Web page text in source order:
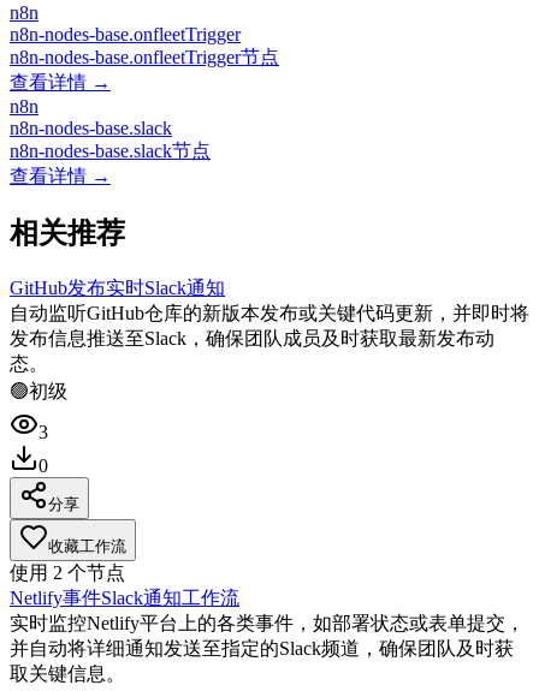
n8n
n8n-nodes-base.onfleetTrigger
n8n-nodes-base.onfleetTrigger节点
查看详情 →
n8n
n8n-nodes-base.slack
n8n-nodes-base.slack节点
查看详情 →
相关推荐
GitHub发布实时Slack通知
自动监听GitHub仓库的新版本发布或关键代码更新，并即时将
发布信息推送至Slack，确保团队成员及时获取最新发布动
态。
🟢初级
3
0
分享
收藏工作流
使用 2 个节点
Netlify事件Slack通知工作流
实时监控Netlify平台上的各类事件，如部署状态或表单提交，
并自动将详细通知发送至指定的Slack频道，确保团队及时获
取关键信息。